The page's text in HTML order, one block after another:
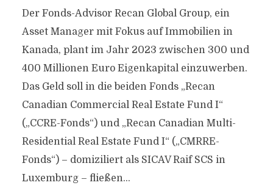
Der Fonds-Advisor Recan Global Group, ein
Asset Manager mit Fokus auf Immobilien in
Kanada, plant im Jahr 2023 zwischen 300 und
400 Millionen Euro Eigenkapital einzuwerben.
Das Geld soll in die beiden Fonds „Recan
Canadian Commercial Real Estate Fund I“
(„CCRE-Fonds“) und „Recan Canadian Multi-
Residential Real Estate Fund I“ („CMRRE-
Fonds“) – domiziliert als SICAV Raif SCS in
Luxemburg – fließen...